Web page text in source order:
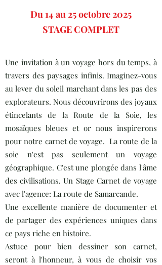
Du 14 au 25 octobre 2025
STAGE COMPLET
Une invitation à un voyage hors du temps, à
travers des paysages infinis. Imaginez-vous
au lever du soleil marchant dans les pas des
explorateurs. Nous découvrirons des joyaux
étincelants de la Route de la Soie, les
mosaïques bleues et or nous inspirerons
pour notre carnet de voyage. La route de la
soie n'est pas seulement un voyage
géographique. C'est une plongée dans l'âme
des civilisations. Un Stage Carnet de voyage
avec l'agence: La route de Samarcande.
Une excellente manière de documenter et
de partager des expériences uniques dans
ce pays riche en histoire.
Astuce pour bien dessiner son carnet,
seront à l'honneur, à vous de choisir vos